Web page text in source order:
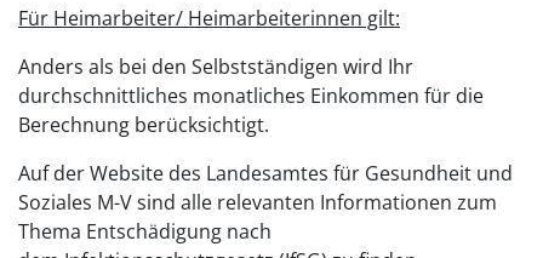
Für Heimarbeiter/ Heimarbeiterinnen gilt:
Anders als bei den Selbstständigen wird Ihr
durchschnittliches monatliches Einkommen für die
Berechnung berücksichtigt.
Auf der Website des Landesamtes für Gesundheit und
Soziales M-V sind alle relevanten Informationen zum
Thema Entschädigung nach